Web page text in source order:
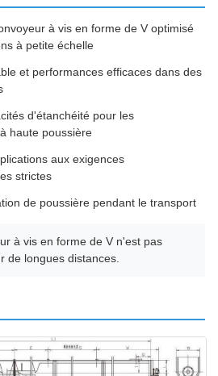
à vis en forme de V optimisé
à petite échelle
et performances efficaces dans des
d'étanchéité pour les
haute poussière
aux exigences
strictes
de poussière pendant le transport
à vis en forme de V n'est pas
de longues distances.